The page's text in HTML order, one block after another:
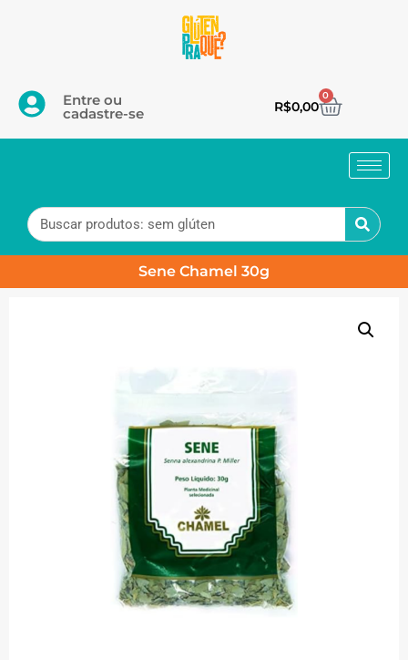
Entre ou
cadastre-se R$0,00
0
Sene Chamel 30g